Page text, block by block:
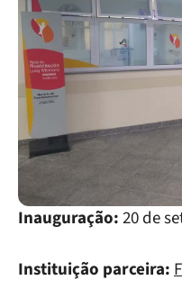
Inauguração:20 de
Instituição parceira: